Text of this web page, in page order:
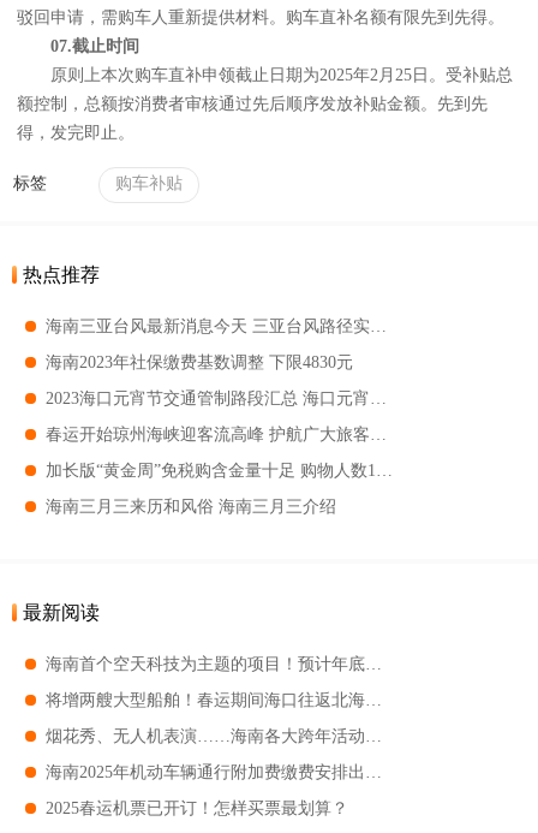
驳回申请，需购车人重新提供材料。购车直补名额有限先到先得。
07.截止时间
原则上本次购车直补申领截止日期为2025年2月25日。受补贴总
额控制，总额按消费者审核通过先后顺序发放补贴金额。先到先
得，发完即止。
标签 购车补贴
热点推荐
海南2023年社保缴费基数调整 下限4830元
海南三月三来历和风俗 海南三月三介绍
最新阅读
2025春运机票已开订！怎样买票最划算？